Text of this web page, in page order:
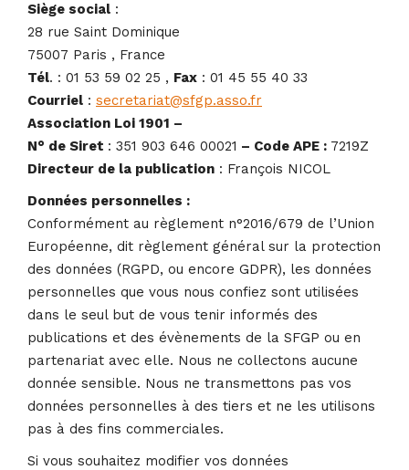
Siège social :
28 rue Saint Dominique
75007 Paris , France
Tél. : 01 53 59 02 25 , Fax : 01 45 55 40 33
Courriel : secretariat@sfgp.asso.fr
Association Loi 1901 –
N° de Siret : 351 903 646 00021 – Code APE : 7219Z
Directeur de la publication : François NICOL
Données personnelles :
Conformément au règlement n°2016/679 de l’Union
Européenne, dit règlement général sur la protection
des données (RGPD, ou encore GDPR), les données
personnelles que vous nous confiez sont utilisées
dans le seul but de vous tenir informés des
publications et des évènements de la SFGP ou en
partenariat avec elle. Nous ne collectons aucune
donnée sensible. Nous ne transmettons pas vos
données personnelles à des tiers et ne les utilisons
pas à des fins commerciales.
Si vous souhaitez modifier vos données